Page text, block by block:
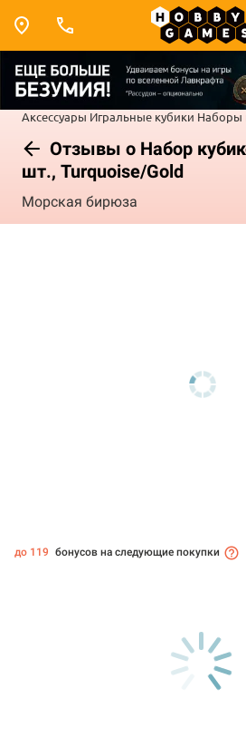
Аксессуары Игральные кубики Наборы
Отзывы о Набор
шт., Turquoise/Gold
Морская бирюза
до 119 бонусов на следующие покупки